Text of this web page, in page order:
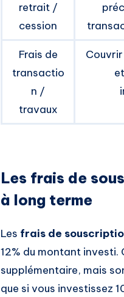
retrait /
cession
Frais de
transactio
n /
travaux
Les frais de
à long terme
Les frais de
12% du montant investi.
supplémentaire, mais
que si vous investissez